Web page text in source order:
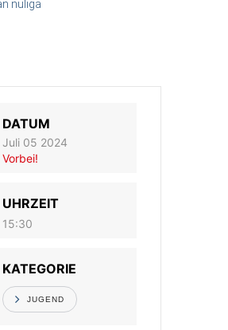
nuliga
DATUM
Juli 05 2024
Vorbei!
UHRZEIT
15:30
KATEGORIE
JUGEND